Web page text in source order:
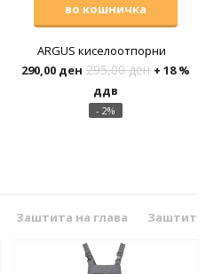
во кошничка
ARGUS киселоотпорни
290,00 ден 295,00ден + 18 %
ддв
- 2%
Заштита на глава